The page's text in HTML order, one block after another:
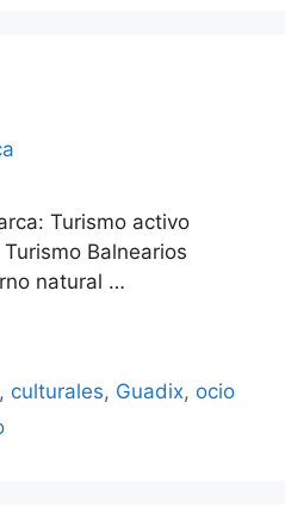
Turismo activo
Balnearios
natural …
, culturales, Guadix, ocio